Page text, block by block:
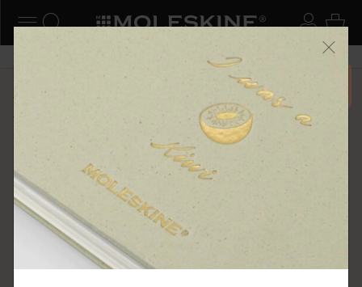
ナビゲーションの切替 ログ
検索 (キーワードなど) カ
6,500円以上のご購入で送料無料 メニ
ーを閉じる
ショップ
スチューデントカイエジャーナル